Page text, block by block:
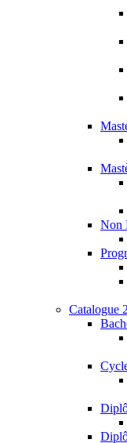
Non
Catalogue